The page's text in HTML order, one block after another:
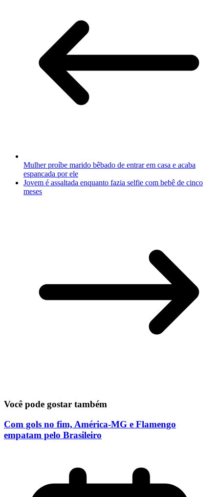
Mulher proíbe marido bêbado de entrar em casa e acaba
espancada por ele
Jovem é assaltada enquanto fazia selfie com bebê de cinco
meses
Você pode gostar também
Com gols no fim, América-MG e Flamengo
empatam pelo Brasileiro